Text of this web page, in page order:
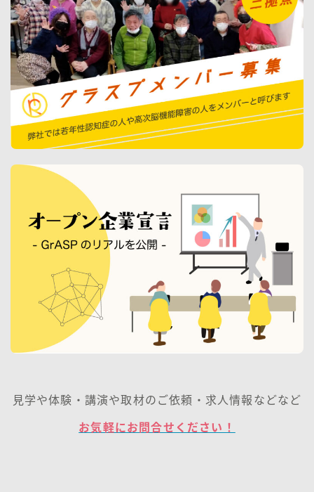
見学や体験・講演や取材のご依頼・求人情報などなど
お気軽にお問合せください！